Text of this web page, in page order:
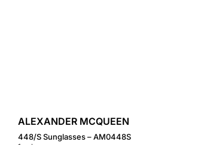
ALEXANDER MCQUEEN
448/S Sunglasses – AM0448S